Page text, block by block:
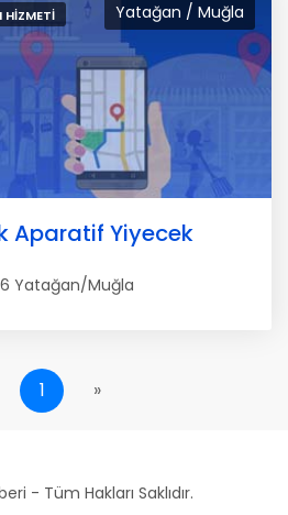
Yatağan / Muğla
HIZMETI
Aparatif Yiyecek
Yatağan/Muğla
1 »
- Tüm Hakları Saklıdır.